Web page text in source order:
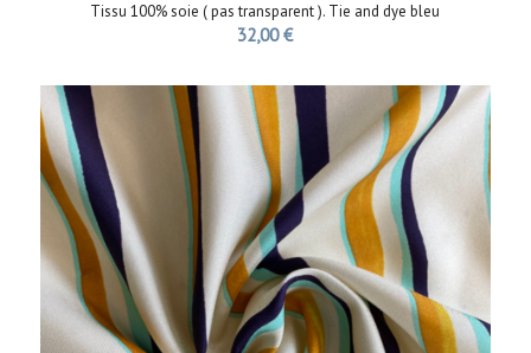
Tissu 100% soie ( pas transparent ). Tie and dye bleu
32,00€